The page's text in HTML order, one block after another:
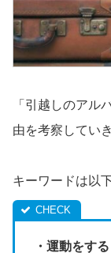
「引越しのアル
由を考察してい
キーワードは以
・運動をする